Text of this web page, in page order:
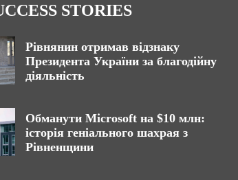
STORIES
Рівнянин отримав відзнаку
Президента України за благодійну
діяльність
Обманути Microsoft на $10 млн:
історія геніального шахрая з
Рівненщини